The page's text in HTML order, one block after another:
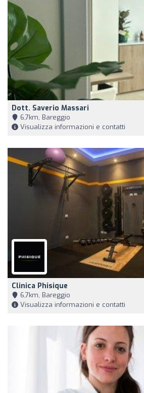
Dott. Saverio Massari
6,7km, Bareggio
Visualizza informazioni e contatti
Clinica Phisique
6,7km, Bareggio
Visualizza informazioni e contatti